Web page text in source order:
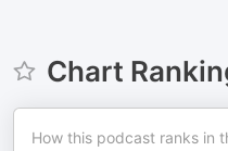
Chart
How this podcast ranks in